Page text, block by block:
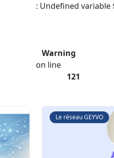
: Undefined variable
Warning
on line
121
Le réseau GEYVO